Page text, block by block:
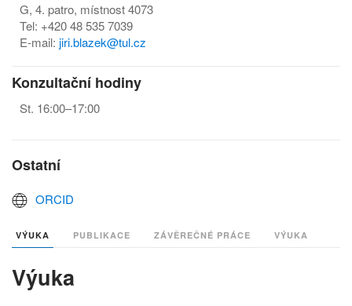
G, 4. patro, místnost 4073
Tel: +420 48 535 7039
E-mail: jiri.blazek@tul.cz
Konzultační hodiny
St. 16:00–17:00
Ostatní
ORCID
VÝUKA PUBLIKACE ZÁVĚREČNÉ PRÁCE VÝUKA
Výuka